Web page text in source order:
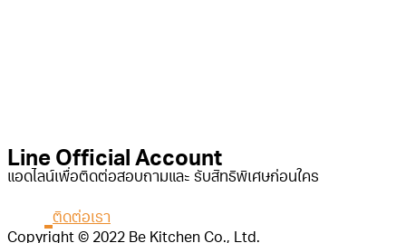
Line Official Account
แอดไลน์เพื่อติดต่อสอบถามและ รับสิทธิพิเศษก่อนใคร
ติดต่อเรา
Copyright © 2022 Be Kitchen Co., Ltd.